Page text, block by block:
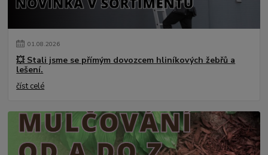
01.08.2026
💥 Stali jsme se přímým dovozcem hliníkových žebřů a
lešení.
číst celé